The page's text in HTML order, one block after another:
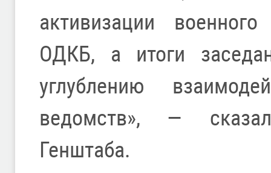
активизации
ОДКБ, а итоги
углублению
ведомств», —
Генштаба.